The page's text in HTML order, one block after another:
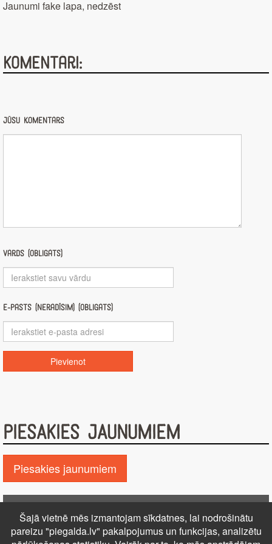
Jaunumi fake lapa, nedzēst
Komentāri:
Jūsu komentārs
Vārds (obligāts)
E-pasts (nerādīsim) (obligāts)
PIESAKIES JAUNUMIEM
Piesakies jaunumiem
Kontakti Reklāma Par mums
Autortiesības
Šajā vietnē mēs izmantojam sīkdatnes, lai nodrošinātu
pareizu "piegalda.lv" pakalpojumus un funkcijas, analizētu